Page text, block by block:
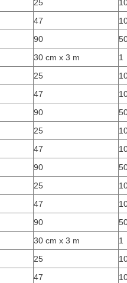
25
47
90
30 cm x 3 m
1
25
47
90
25
47
90
25
47
90
30 cm x 3 m
1
25
47